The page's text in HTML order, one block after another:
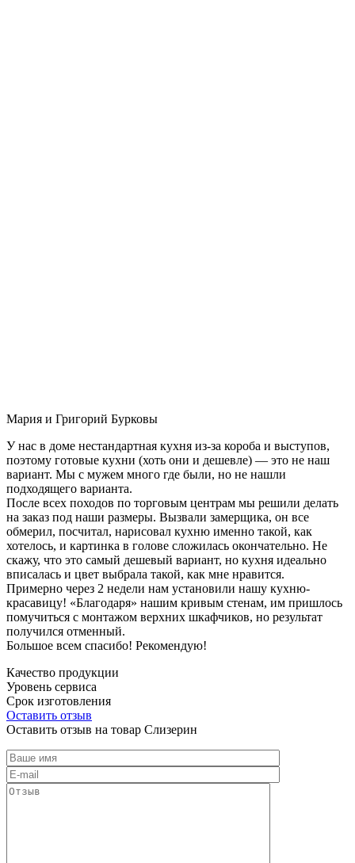
Мария и Григорий Бурковы
У нас в доме нестандартная кухня из-за короба и выступов,
поэтому готовые кухни (хоть они и дешевле) — это не наш
вариант. Мы с мужем много где были, но не нашли
подходящего варианта.
После всех походов по торговым центрам мы решили делать
на заказ под наши размеры. Вызвали замерщика, он все
обмерил, посчитал, нарисовал кухню именно такой, как
хотелось, и картинка в голове сложилась окончательно. Не
скажу, что это самый дешевый вариант, но кухня идеально
вписалась и цвет выбрала такой, как мне нравится.
Примерно через 2 недели нам установили нашу кухню-
красавицу! «Благодаря» нашим кривым стенам, им пришлось
помучиться с монтажом верхних шкафчиков, но результат
получился отменный.
Большое всем спасибо! Рекомендую!
Качество продукции
Уровень сервиса
Срок изготовления
Оставить отзыв
Оставить отзыв на товар Слизерин